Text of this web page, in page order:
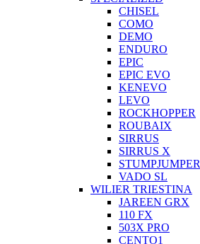
CHISEL
COMO
DEMO
ENDURO
EPIC
EPIC EVO
KENEVO
LEVO
ROCKHOPPER
ROUBAIX
SIRRUS
SIRRUS X
STUMPJUMPER
VADO SL
WILIER TRIESTINA
JAREEN GRX
110 FX
503X PRO
CENTO1